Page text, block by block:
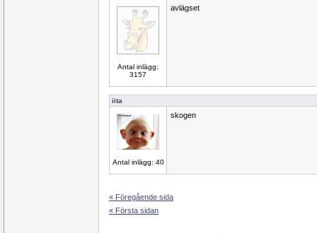
Antal inlägg:
3157
avlägset
iita
Antal inlägg: 40
skogen
« Föregående sida
« Första sidan